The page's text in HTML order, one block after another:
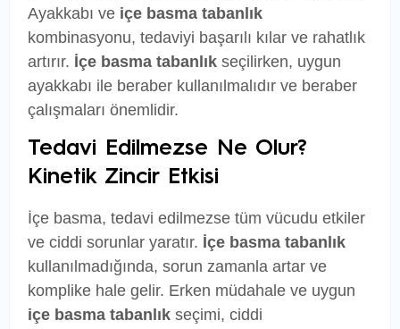
Ayakkabı ve içe basma tabanlık
kombinasyonu, tedaviyi başarılı kılar ve rahatlık
artırır. İçe basma tabanlık seçilirken, uygun
ayakkabı ile beraber kullanılmalıdır ve beraber
çalışmaları önemlidir.
Tedavi Edilmezse Ne Olur?
Kinetik Zincir Etkisi
İçe basma, tedavi edilmezse tüm vücudu etkiler
ve ciddi sorunlar yaratır. İçe basma tabanlık
kullanılmadığında, sorun zamanla artar ve
komplike hale gelir. Erken müdahale ve uygun
içe basma tabanlık seçimi, ciddi